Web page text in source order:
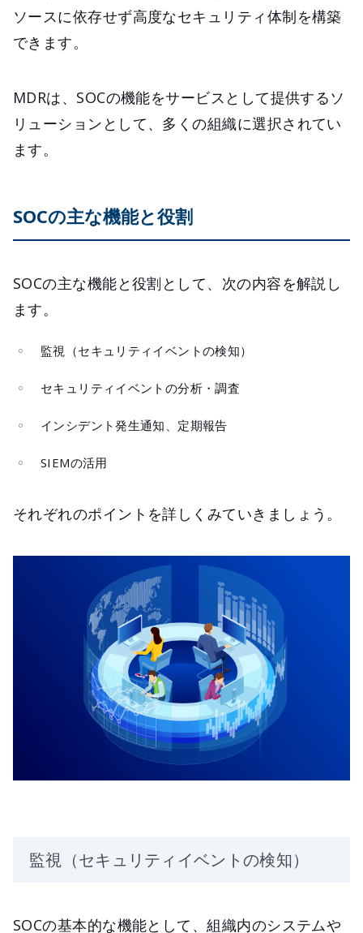
ソースに依存せず高度なセキュリティ体制を構築
できます。
MDRは、SOCの機能をサービスとして提供するソ
リューションとして、多くの組織に選択されてい
ます。
SOCの主な機能と役割
SOCの主な機能と役割として、次の内容を解説し
ます。
監視（セキュリティイベントの検知）
セキュリティイベントの分析・調査
インシデント発生通知、定期報告
SIEMの活用
それぞれのポイントを詳しくみていきましょう。
監視（セキュリティイベントの検知）
SOCの基本的な機能として、組織内のシステムや